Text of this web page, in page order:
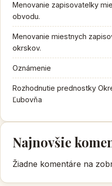
Menovanie zapisovatelky
obvodu.
Menovanie miestnych
okrskov.
Oznámenie
Rozhodnutie prednostky
Ľubovňa
Najnovšie
Žiadne komentáre na